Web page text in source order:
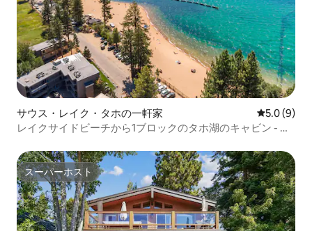
サウス・レイク・タホの一軒家 レビュー9
5.0 (9)
レイクサイドビーチから1ブロックのタホ湖のキャビン - 天
スーパーホスト
スーパーホスト